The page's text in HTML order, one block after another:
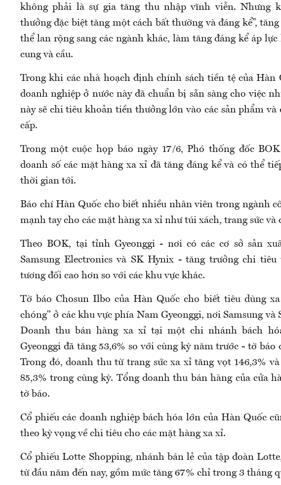
không phải là sự gia tăng thu nhập vĩnh viễn. Nhưng
thưởng đặc biệt tăng một cách bất thường và đáng kể”,
thể lan rộng sang các ngành khác, làm tăng đáng kể áp
cung và cầu.
Trong khi các nhà hoạch định chính sách tiền tệ của Hàn
doanh nghiệp ở nước này đã chuẩn bị sẵn sàng cho việc
này sẽ chi tiêu khoản tiền thưởng lớn vào các sản phẩm
cấp.
Trong một cuộc họp báo ngày 17/6, Phó thống đốc
doanh số các mặt hàng xa xỉ đã tăng đáng kể và có thể
thời gian tới.
Báo chí Hàn Quốc cho biết nhiều nhân viên trong ngành
mạnh tay cho các mặt hàng xa xỉ như túi xách, trang sức và
Theo BOK, tại tỉnh Gyeonggi - nơi có các cơ sở sản
Samsung Electronics và SK Hynix - tăng trưởng chi
tương đối cao hơn so với các khu vực khác.
Tờ báo Chosun Ilbo của Hàn Quốc cho biết tiêu dùng
chóng" ở các khu vực phía Nam Gyeonggi, nơi Samsung và
Doanh thu bán hàng xa xỉ tại một chi nhánh bách
Gyeonggi đã tăng 53,6% so với cùng kỳ năm trước - tờ báo
Trong đó, doanh thu từ trang sức xa xỉ tăng vọt 146,3%
85,3% trong cùng kỳ. Tổng doanh thu bán hàng của cửa
tờ báo.
Cổ phiếu các doanh nghiệp bách hóa lớn của Hàn Quốc
theo kỳ vọng về chi tiêu cho các mặt hàng xa xỉ.
Cổ phiếu Lotte Shopping, nhánh bán lẻ của tập đoàn
từ đầu năm đến nay, gồm mức tăng 67% chỉ trong 3 tháng